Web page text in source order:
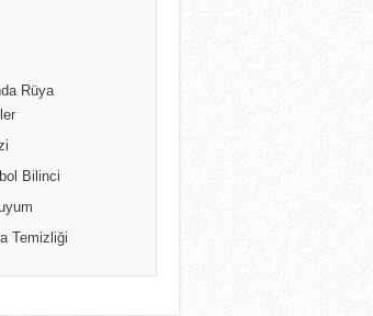
Rüya
Bilinci
Temizliği